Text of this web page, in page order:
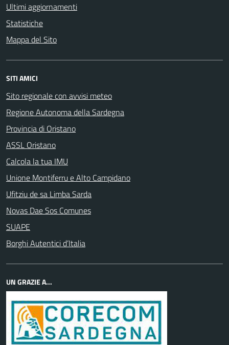
Ultimi aggiornamenti
Statistiche
Mappa del Sito
SITI AMICI
Sito regionale con avvisi meteo
Regione Autonoma della Sardegna
Provincia di Oristano
ASSL Oristano
Calcola la tua IMU
Unione Montiferru e Alto Campidano
Ufitziu de sa Limba Sarda
Novas Dae Sos Comunes
SUAPE
Borghi Autentici d’Italia
UN GRAZIE A...